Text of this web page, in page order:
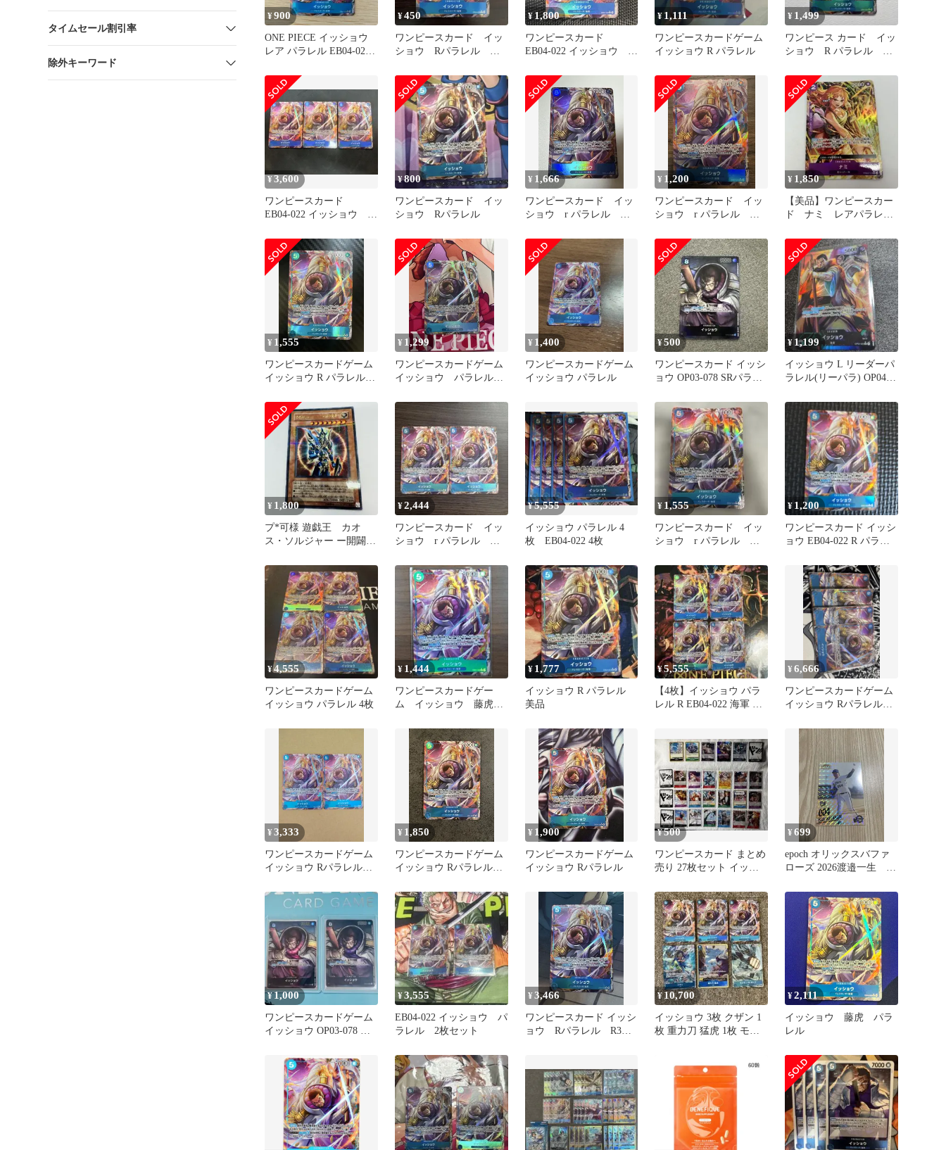
タイムセール割引率
除外キーワード
¥900
ONE PIECE イッショウ
レア パラレル EB04‐022
¥450
ワンピースカード イッ
ショウ Rパラレル
¥ 1,800
ワンピースカード
EB04-022 イッショウ R
¥ 1,111
ワンピースカードゲーム
イッショウ R パラレル
¥ 1,499
ワンピース カード イッ
ショウ R パラレル
¥3,600
ワンピースカード
EB04-022 イッショウ R
¥800
ワンピースカード イッ
ショウ Rパラレル
¥ 1,666
ワンピースカード イッ
ショウ r パラレル
¥ 1,200
ワンピースカード イッ
ショウ r パラレル
¥ 1,850
【美品】ワンピースカー
ド ナミ レアパラレ
2
¥ 1,555
ワンピースカードゲーム
イッショウ R パラレル
¥ 1,299
ワンピースカードゲーム
イッショウ パラレル
¥ 1,400
ワンピースカードゲーム
イッショウ パラレル
¥500
ワンピースカード イッシ
ョウ OP03-078 SRパラレ
¥ 1,199
イッショウ L リーダーパ
ラレル(リーパラ) OP04-
¥ 1,800
プ*可様 遊戯王 カオ
ス・ソルジャー ー開闢の
ル 306-
¥2,444
ワンピースカード イッ
ショウ r パラレル
¥5,555
イッショウ パラレル 4
枚 EB04-022 4枚
¥ 1,555
ワンピースカード イッ
ショウ r パラレル
¥ 1,200
ワンピースカード イッシ
ョウ EB04-022 R パラレ
¥4,555
ワンピースカードゲーム
イッショウ パラレル 4枚
¥ 1,444
ワンピースカードゲー
ム イッショウ 藤虎
¥ 1,777
イッショウ R パラレル
美品
¥5,555
【4枚】イッショウ パラ
レル R EB04-022 海軍 青
¥6,666
ワンピースカードゲーム
イッショウ Rパラレル
¥3,333
ワンピースカードゲーム
イッショウ Rパラレル
¥ 1,850
ワンピースカードゲーム
イッショウ Rパラレル
¥ 1,900
ワンピースカードゲーム
イッショウ Rパラレル
¥500
ワンピースカード まとめ
売り 27枚セット イッシ
¥699
epoch オリックスバファ
ローズ 2026渡邉一生 レ
¥1,000
ワンピースカードゲーム
イッショウ OP03-078 パ
¥3,555
EB04-022 イッショウ パ
ラレル 2枚セット
¥3,466
ワンピースカード イッシ
ョウ Rパラレル R3
¥10,700
イッショウ 3枚 クザン 1
枚 重力刀 猛虎 1枚 モン
¥2,111
イッショウ 藤虎 パラ
レル